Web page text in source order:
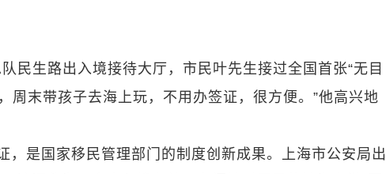
民生路出入境接待大厅，市民叶先生接过全国首张“无目
周末带孩子去海上玩，不用办签证，很方便。”他高兴地
，是国家移民管理部门的制度创新成果。上海市公安局出